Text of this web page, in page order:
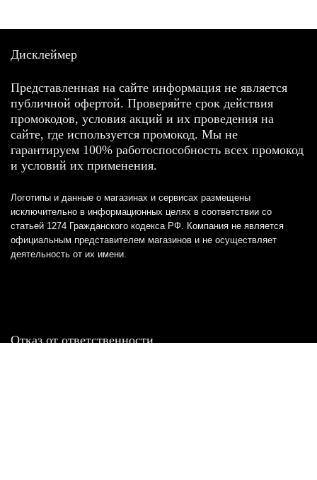
Дисклеймер
Представленная на сайте информация не является
публичной офертой. Проверяйте срок действия
промокодов, условия акций и их проведения на
сайте, где используется промокод. Мы не
гарантируем 100% работоспособность всех промокод
и условий их применения.
Логотипы и данные о магазинах и сервисах размещены
исключительно в информационных целях в соответствии со
статьей 1274 Гражданского кодекса РФ. Компания не является
официальным представителем магазинов и не осуществляет
деятельность от их имени.
Отказ от ответственности